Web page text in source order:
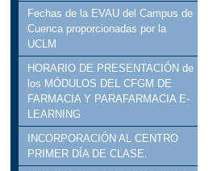
Fechas de la EVAU del Campus de
Cuenca proporcionadas por la
UCLM
HORARIO DE PRESENTACIÓN de
los MÓDULOS DEL CFGM DE
FARMACIA Y PARAFARMACIA E-
LEARNING
INCORPORACIÓN AL CENTRO
PRIMER DÍA DE CLASE.